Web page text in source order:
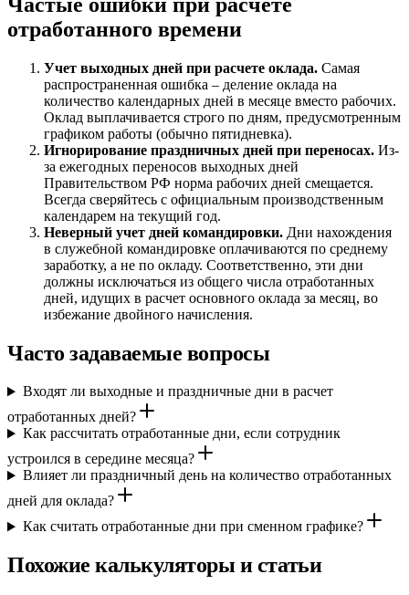
отработанного времени
Учет выходных дней при расчете оклада. Самая
распространенная ошибка – деление оклада на
количество календарных дней в месяце вместо рабочих.
Оклад выплачивается строго по дням, предусмотренным
графиком работы (обычно пятидневка).
Игнорирование праздничных дней при переносах. Из-
за ежегодных переносов выходных дней
Правительством РФ норма рабочих дней смещается.
Всегда сверяйтесь с официальным производственным
календарем на текущий год.
Неверный учет дней командировки. Дни нахождения
в служебной командировке оплачиваются по среднему
заработку, а не по окладу. Соответственно, эти дни
должны исключаться из общего числа отработанных
дней, идущих в расчет основного оклада за месяц, во
избежание двойного начисления.
Часто задаваемые вопросы
Входят ли выходные и праздничные дни в расчет
отработанных дней?
Как рассчитать отработанные дни, если сотрудник
устроился в середине месяца?
Влияет ли праздничный день на количество отработанных
дней для оклада?
Как считать отработанные дни при сменном графике?
Похожие калькуляторы и статьи